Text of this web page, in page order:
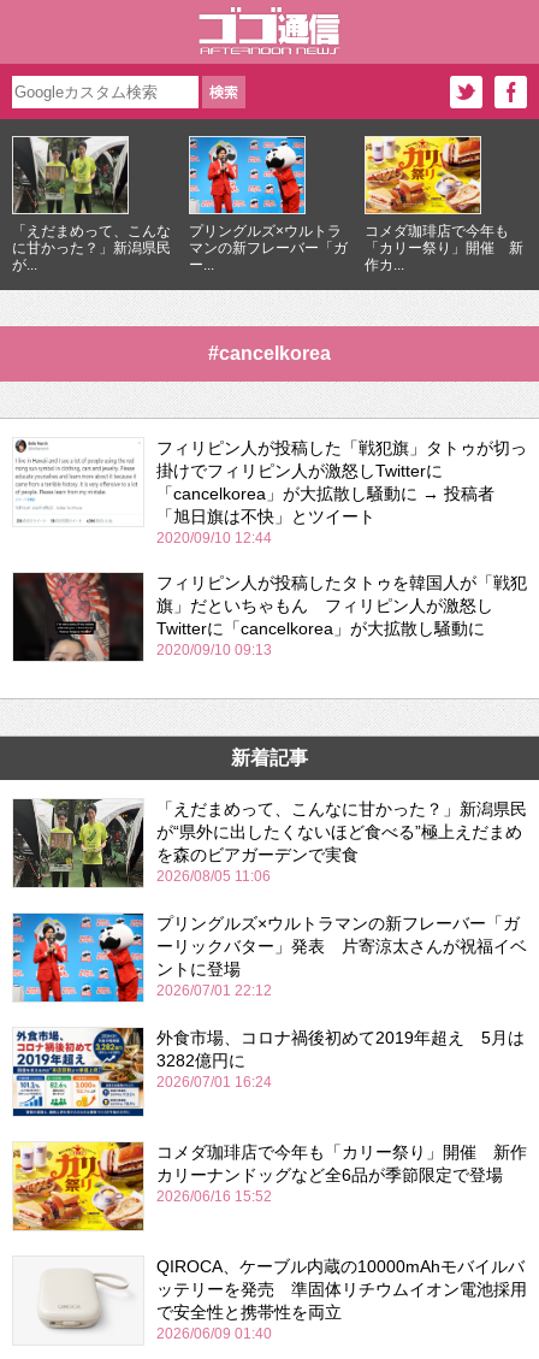
「えだまめって、こんな
に甘かった？」新潟県民
が...
プリングルズ×ウルトラ
マンの新フレーバー「ガ
ー...
コメダ珈琲店で今年も
「カリー祭り」開催 新
作カ...
#cancelkorea
フィリピン人が投稿した「戦犯旗」タトゥが切っ
掛けでフィリピン人が激怒しTwitterに
「cancelkorea」が大拡散し騒動に → 投稿者
「旭日旗は不快」とツイート
2020/09/10 12:44
フィリピン人が投稿したタトゥを韓国人が「戦犯
旗」だといちゃもん フィリピン人が激怒し
Twitterに「cancelkorea」が大拡散し騒動に
2020/09/10 09:13
新着記事
「えだまめって、こんなに甘かった？」新潟県民
が“県外に出したくないほど食べる”極上えだまめ
を森のビアガーデンで実食
2026/08/05 11:06
プリングルズ×ウルトラマンの新フレーバー「ガ
ーリックバター」発表 片寄涼太さんが祝福イベ
ントに登場
2026/07/01 22:12
外食市場、コロナ禍後初めて2019年超え 5月は
3282億円に
2026/07/01 16:24
コメダ珈琲店で今年も「カリー祭り」開催 新作
カリーナンドッグなど全6品が季節限定で登場
2026/06/16 15:52
QIROCA、ケーブル内蔵の10000mAhモバイルバ
ッテリーを発売 準固体リチウムイオン電池採用
で安全性と携帯性を両立
2026/06/09 01:40